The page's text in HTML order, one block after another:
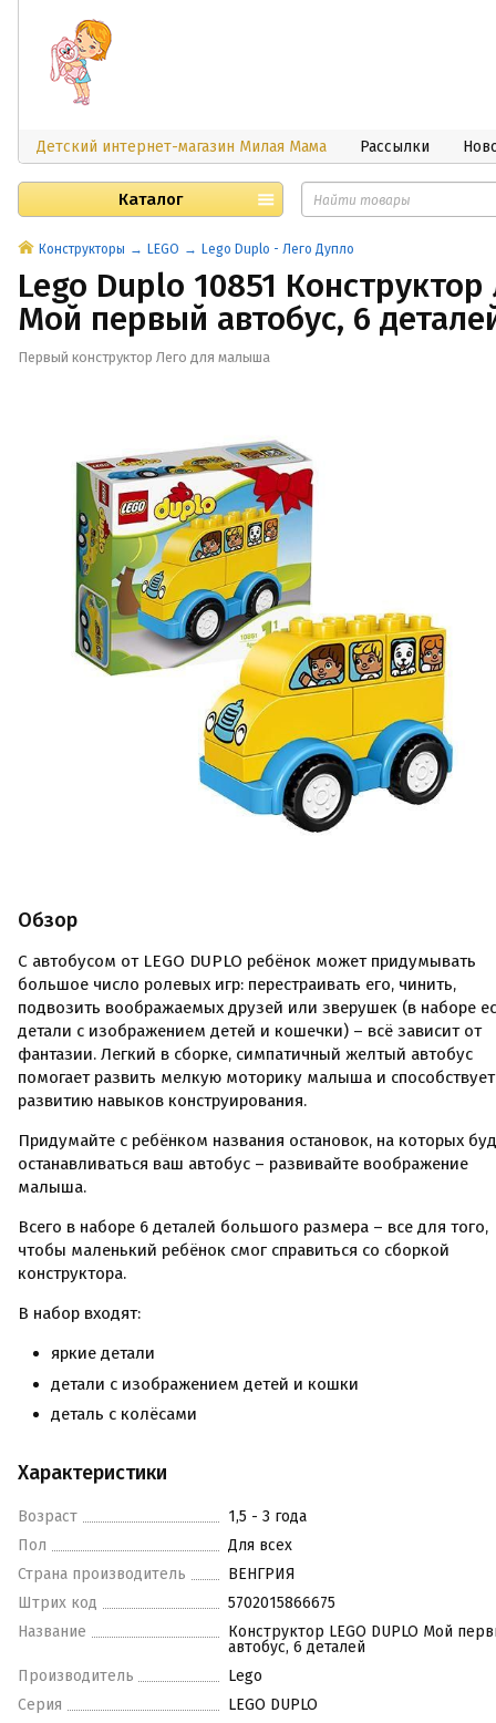
Детский интернет-магазин Милая Мама Рассылки
Каталог
Конструкторы LEGO Lego Duplo - Лего Дупло
Lego Duplo 10851
Мой первый автобус, 6
Первый конструктор Лего для малыша
Обзор
С автобусом от LEGO DUPLO ребёнок может придумывать
большое число ролевых игр: перестраивать его, чинить,
подвозить воображаемых друзей или зверушек (в наборе
детали с изображением детей и кошечки) – всё зависит от
фантазии. Легкий в сборке, симпатичный желтый автобус
помогает развить мелкую моторику малыша и способствует
развитию навыков конструирования.
Придумайте с ребёнком названия остановок, на которых
останавливаться ваш автобус – развивайте воображение
малыша.
Всего в наборе 6 деталей большого размера – все для того,
чтобы маленький ребёнок смог справиться со сборкой
конструктора.
В набор входят:
яркие детали
детали с изображением детей и кошки
деталь с колёсами
Характеристики
Возраст
1,5 - 3 года
Пол
Для всех
Страна производитель
ВЕНГРИЯ
Штрих код
5702015866675
Название
Конструктор LEGO DUPLO Мой
автобус, 6 деталей
Производитель
Lego
Серия
LEGO DUPLO